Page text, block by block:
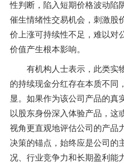
性判断，陷入短期价格波动陷
催生情绪性交易机会，刺激股
价上涨可持续性不足，难以对
价值产生根本影响。
有机构人士表示，此类实
的持续现金分红存在本质不同
显。如果作为该公司产品的真
以股东身份深入体验产品，这
视角更直观地评估公司的产品
决策的锚点，始终应是公司的
况、行业竞争力和长期盈利能